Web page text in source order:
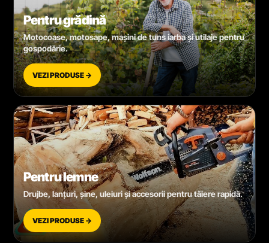
Pentru grădină
Motocoase, motosape, mașini de tuns iarba și utilaje pentru
gospodărie.
VEZI PRODUSE →
Pentru lemne
Drujbe, lanțuri, șine, uleiuri și accesorii pentru tăiere rapidă.
VEZI PRODUSE →